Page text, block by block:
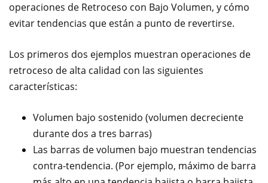
operaciones de Retroceso con Bajo Volumen, y cómo
evitar tendencias que están a punto de revertirse.
Los primeros dos ejemplos muestran operaciones de
retroceso de alta calidad con las siguientes
características:
Volumen bajo sostenido (volumen decreciente
durante dos a tres barras)
Las barras de volumen bajo muestran tendencias
contra-tendencia. (Por ejemplo, máximo de barra